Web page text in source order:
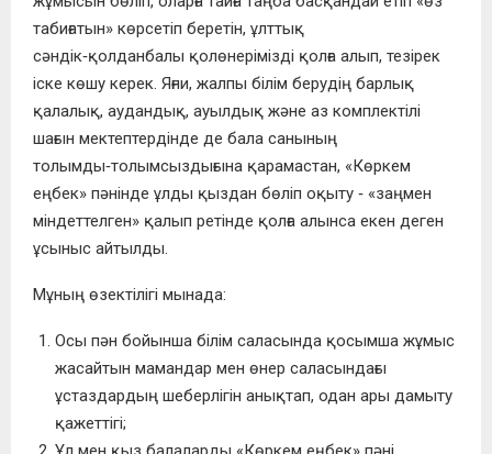
табиғатын» көрсетіп беретін, ұлттық
сәндік‑қолданбалы қолөнерімізді қолға алып, тезірек
іске көшу керек. Яғни, жалпы білім берудің барлық
қалалық, аудандық, ауылдық және аз комплектілі
шағын мектептердінде де бала санының
толымды‑толымсыздығына қарамастан, «Көркем
еңбек» пәнінде ұлды қыздан бөліп оқыту ‑ «заңмен
міндеттелген» қалып ретінде қолға алынса екен деген
ұсыныс айтылды.
Мұның өзектілігі мынада:
Осы пән бойынша білім саласында қосымша жұмыс
жасайтын мамандар мен өнер саласындағы
ұстаздардың шеберлігін анықтап, одан ары дамыту
қажеттігі;